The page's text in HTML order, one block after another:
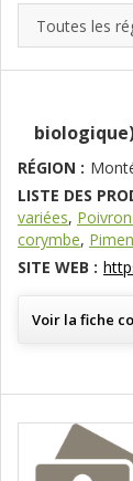
RÉGION :
LISTE DES
variées,
corymbe,
SITE WEB :
Voir la fiche